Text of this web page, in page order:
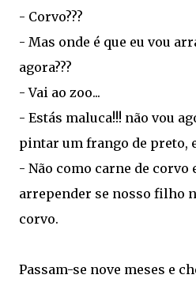
- Corvo???
- Mas onde é que eu vou
agora???
- Vai ao zoo...
- Estás maluca!!! não vou
pintar um frango de preto,
- Não como carne de corvo
arrepender se nosso filho
corvo.
Passam-se nove meses e